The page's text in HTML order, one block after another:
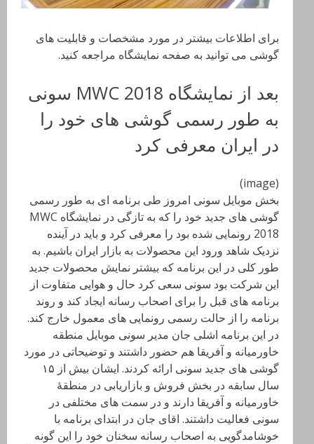
برای اطلاعات بیشتر در مورد مشخصات و قابلیت های
گوشی می توانید به صفحه نمایشگاه مراجعه کنید.
بعد از نمایشگاه MWC 2018 سونی
به طور رسمی گوشی های خود را
در ایران معرفی کرد
(image)
بخش موبایل سونی امروز طی برنامه ای به طور رسمی
گوشی های جدید خود را که به تازگی در نمایشگاه MWC
2018 رونمایی شده بود را معرفی کرد و باید در آینده
نزدیک شاهد ورود این محصولات به بازار ایران باشیم. به
طور کلی در این برنامه که بیشتر نمایش محصولات جدید
این شرکت بود سونی سعی کرد حال و هوایی متفاوت از
برنامه های قبل را برای اصحاب رسانه ایجاد کند و روند
برنامه را از حالت رسمی رونمایی های معمول خارج کند.
در این برنامه اشلی جان مدیر سونی موبایل منطقه
خاورمیانه و آفریقا هم حضور داشتند و توضیحاتی در مورد
گوشی های جدید سونی ارائه کردند. ایشان بیش از ۱۵
سال سابقه در بخش فروش و بازاریابی در منطقهٔ
خاورمیانه و آفریقا دارند و در سمت های مختلفی در
سونی فعالیت داشتند. اقای جان در ابتدای برنامه با
خوشامدگویی به اصحاب رسانه سخنان خود را این گونه